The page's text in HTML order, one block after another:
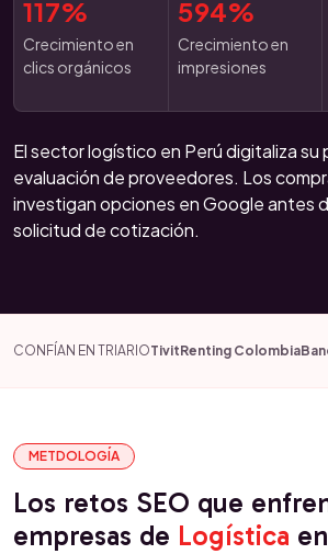
117%
Crecimiento en
clics orgánicos
594%
Crecimiento en
impresiones
El sector logístico en Perú digitaliza su
evaluación de proveedores. Los
investigan opciones en Google antes
solicitud de cotización.
CONFÍAN EN TRIARIOTivitRenting Colombia
METDOLOGÍA
Los retos SEO que
empresas de Logística en